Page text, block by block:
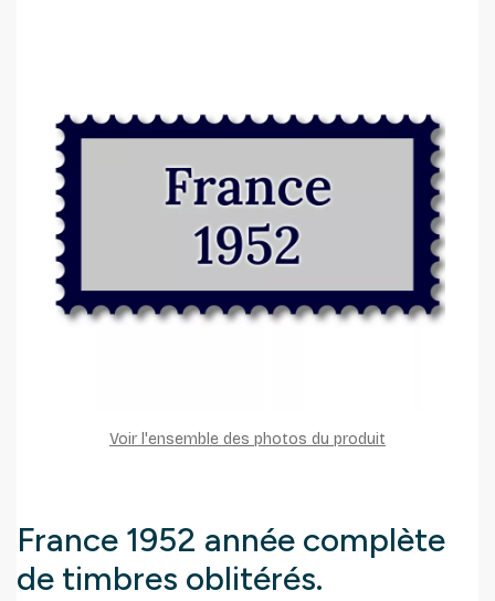
Voir l'ensemble des photos du produit
France 1952 année complète
de timbres oblitérés.